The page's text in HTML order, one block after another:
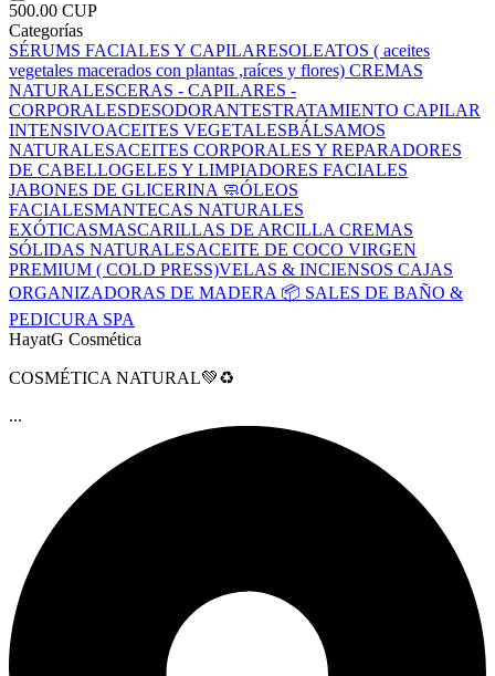
500.00 CUP
Categorías
SÉRUMS FACIALES Y CAPILARESOLEATOS ( aceites
vegetales macerados con plantas ,raíces y flores) CREMAS
NATURALESCERAS - CAPILARES -
CORPORALESDESODORANTESTRATAMIENTO CAPILAR
INTENSIVOACEITES VEGETALESBÁLSAMOS
NATURALESACEITES CORPORALES Y REPARADORES
DE CABELLOGELES Y LIMPIADORES FACIALES
JABONES DE GLICERINA 🧼ÓLEOS
FACIALESMANTECAS NATURALES
EXÓTICASMASCARILLAS DE ARCILLA CREMAS
SÓLIDAS NATURALESACEITE DE COCO VIRGEN
PREMIUM ( COLD PRESS)VELAS & INCIENSOS CAJAS
ORGANIZADORAS DE MADERA 📦 SALES DE BAÑO &
PEDICURA SPA
HayatG Cosmética
COSMÉTICA NATURAL💚♻️
...